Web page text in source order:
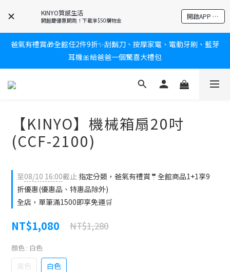
KINYO質感生活
開館慶優惠開跑！下載享$50購物金 開啟APP 享隱藏優惠
新會員送$100購物金✨再享消費回饋無極限
新會員送$100購物金✨再享消費回饋無極限
爸氣有禮賞🎁全館任2件9折✨刮鬍刀、按摩家電、電動牙刷、藍芽
耳機🎀給爸爸一個驚喜大禮包
炎熱夏日救星☀️秒凍扇登場💙半導體製冷 x 微米級冰霧，一秒開
新會員送$100購物金✨再享消費回饋無極限
【KINYO】機械箱扇20吋
(CCF-2100)
至08/10 16:00截止 指定分類，爸氣有禮賞🤵全館商品1+1享9
折優惠(優惠品、特惠品除外)
全店，單筆滿1500即享免運🛒
NT$1,080 NT$1,280
顏色 : 白色
黑色 白色